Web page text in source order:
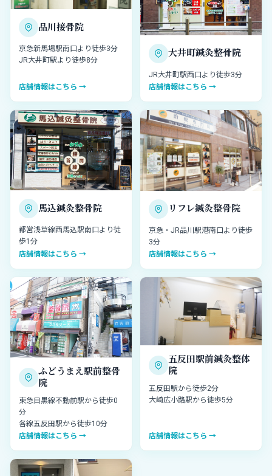
品川接骨院
京急新馬場駅南口より徒歩3分
JR大井町駅より徒歩8分
店舗情報はこちら →
大井町鍼灸整骨院
JR大井町駅西口より徒歩3分
店舗情報はこちら →
馬込鍼灸整骨院
都営浅草線西馬込駅南口より徒
歩1分
店舗情報はこちら →
リフレ鍼灸整骨院
京急・JR品川駅港南口より徒歩
3分
店舗情報はこちら →
ふどうまえ駅前整骨
院
東急目黒線不動前駅から徒歩0
分
各線五反田駅から徒歩10分
店舗情報はこちら →
五反田駅前鍼灸整体
院
五反田駅から徒歩2分
大崎広小路駅から徒歩5分
店舗情報はこちら →